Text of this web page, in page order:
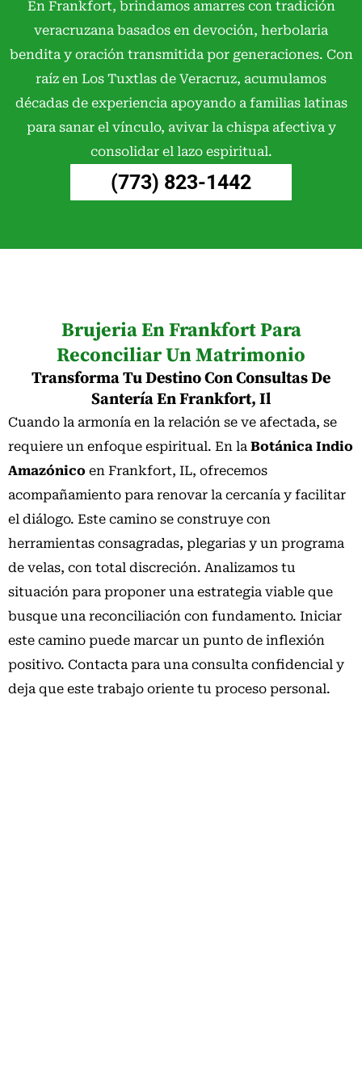
Los tiempos varían según la persona y la situación.
Son procesos personales que requieren paciencia y
dedicación, no existen plazos universales ni resultados
instantáneos garantizados.
¿Ofrecen servicios para proteger un negocio local en
Frankfort?
Sí, trabajamos con propietarios de negocios en
Frankfort, IL, realizando evaluaciones y sugiriendo
sin expectativas de control sobre los demás. Se trata
de crecimiento personal, autoconocimiento y cuidado
de tu propia energía.
Vivo en Frankfort y me siento estancado, ¿pueden
ayudarme?
Absolutamente. Atendemos a personas en Frankfort
que buscan superar bloqueos. A través de la consulta,
identificamos posibles causas energéticas o
espirituales y se proponen pasos a seguir.
¿Es normal tener dudas durante un camino espiritual?
Completamente. Las dudas son parte natural del
proceso de crecimiento y autodescubrimiento. Un
buen acompañamiento te ayuda a navegarlas con
claridad y confianza en tu propio ritmo.
¿Puedo solicitar una ceremonia específica para mi
familia en Frankfort?
En Frankfort, brindamos amarres con tradición
veracruzana basados en devoción, herbolaria
bendita y oración transmitida por generaciones. Con
raíz en Los Tuxtlas de Veracruz, acumulamos
décadas de experiencia apoyando a familias latinas
para sanar el vínculo, avivar la chispa afectiva y
consolidar el lazo espiritual.
(773) 823-1442
Brujeria En Frankfort Para
Reconciliar Un Matrimonio
Transforma Tu Destino Con Consultas De
Santería En Frankfort, Il
Cuando la armonía en la relación se ve afectada, se
requiere un enfoque espiritual. En la Botánica Indio
Amazónico en Frankfort, IL, ofrecemos
acompañamiento para renovar la cercanía y facilitar
el diálogo. Este camino se construye con
herramientas consagradas, plegarias y un programa
de velas, con total discreción. Analizamos tu
situación para proponer una estrategia viable que
busque una reconciliación con fundamento. Iniciar
este camino puede marcar un punto de inflexión
positivo. Contacta para una consulta confidencial y
deja que este trabajo oriente tu proceso personal.